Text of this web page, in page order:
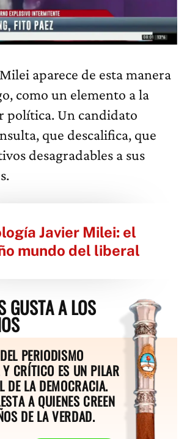
aparece de esta manera
como un elemento a la
política. Un candidato
que descalifica, que
desagradables a sus
Javier Milei: el
mundo del liberal
GUSTA A LOS
PERIODISMO
Y CRÍTICO ES UN PILAR
DE LA DEMOCRACIA.
A QUIENES CREEN
DE LA VERDAD.